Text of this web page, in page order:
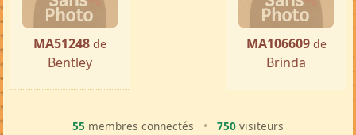
MA51248 de
Bentley
MA106609 de
Brinda
55 membres connectés • 750 visiteurs